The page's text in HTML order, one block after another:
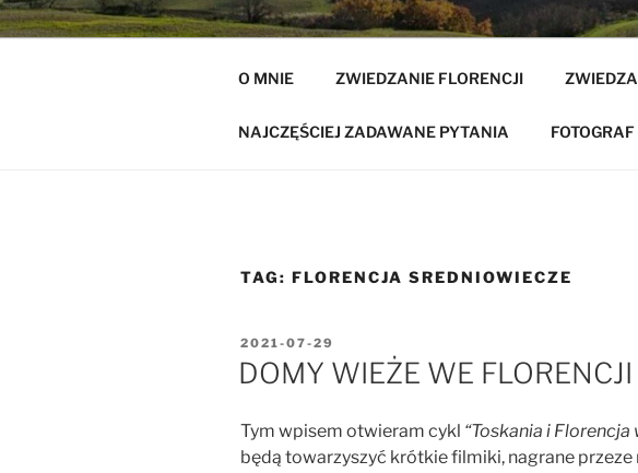
O MNIE ZWIEDZANIE FLORENCJI
NAJCZĘŚCIEJ ZADAWANE PYTANIA
TAG: FLORENCJA SREDNIOWIECZE
OPUBLIKOWANE
W
2021-07-29
DOMY WIEŻE WE FLORENCJI
Tym wpisem otwieram cykl “Toskania i Florencja
będą towarzyszyć krótkie filmiki, nagrane przeze